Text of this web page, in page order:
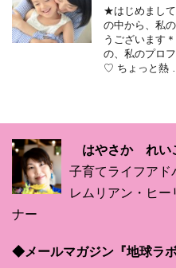
★はじめまし
の中から、私
うございます
の、私のプロ
♡ ちょっと熱
はやさか れい
子育てライフアド
レムリアン・ヒ
ナー
◆メールマガジン『地球ラボ